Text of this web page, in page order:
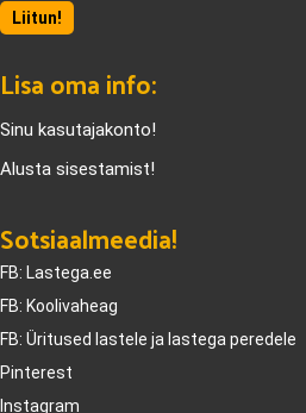
Liitun!
Lisa oma info:
Sinu kasutajakonto!
Alusta sisestamist!
Sotsiaalmeedia!
FB: Lastega.ee
FB: Koolivaheag
FB: Üritused lastele ja lastega peredele
Pinterest
Instagram